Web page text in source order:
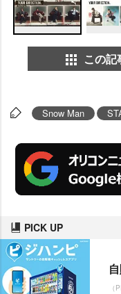
この記
Snow Man
PICK UP
（